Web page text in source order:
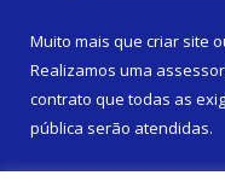
Muito mais que criar site
Realizamos uma
contrato que todas as
pública serão atendidas.